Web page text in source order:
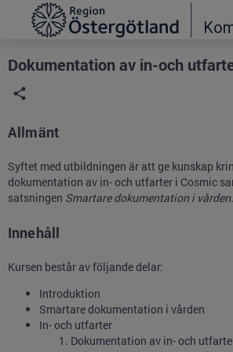
Grade
Portal
Dokumentation av in-och
Allmänt
Syftet med utbildningen är att ge kunskap
dokumentation av in- och utfarter i Cosmic
satsningen Smartare dokumentation i vården.
Innehåll
Kursen består av följande delar:
Introduktion
Smartare dokumentation i vården
In- och utfarter
Dokumentation av in- och